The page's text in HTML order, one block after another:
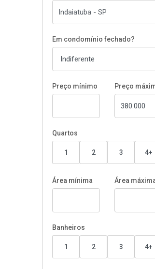
Em condomínio fechado?
Preço mínimo Preço
Quartos
1 2 3 4+
Área mínima Área
Banheiros
1 2 3 4+